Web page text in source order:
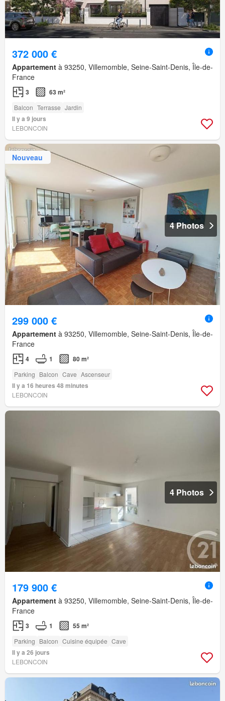
372 000 €
Appartement à 93250, Villemomble, Seine-Saint-Denis, Île-de-
France
3 63 m²
Balcon Terrasse Jardin
Il y a 9 jours
LEBONCOIN
Nouveau
4 Photos
299 000 €
Appartement à 93250, Villemomble, Seine-Saint-Denis, Île-de-
France
4 1 80 m²
Parking Balcon Cave Ascenseur
Il y a 16 heures 48 minutes
LEBONCOIN
4 Photos
179 900 €
Appartement à 93250, Villemomble, Seine-Saint-Denis, Île-de-
France
3 1 55 m²
Parking Balcon Cuisine équipée Cave
Il y a 26 jours
LEBONCOIN